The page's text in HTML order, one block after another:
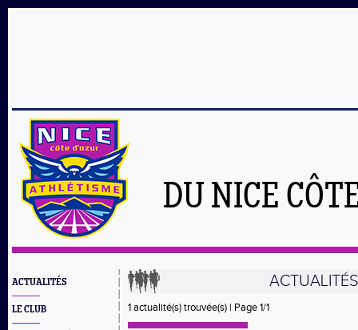
DU NICE
ACTUALITÉS
LE CLUB
ACTUALITÉS
1 actualité(s) trouvée(s) | Page 1/1